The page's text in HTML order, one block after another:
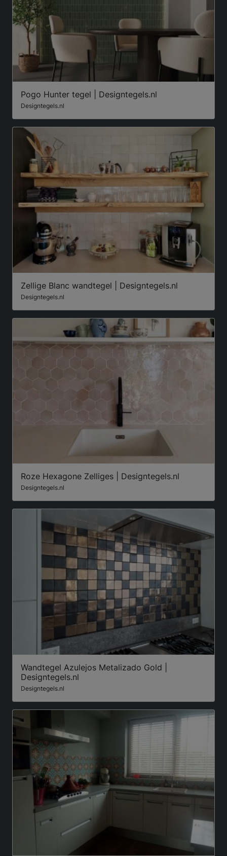
Pogo Hunter tegel | Designtegels.nl
Designtegels.nl
Zellige Blanc wandtegel | Designtegels.nl
Designtegels.nl
Roze Hexagone Zelliges | Designtegels.nl
Designtegels.nl
Wandtegel Azulejos Metalizado Gold |
Designtegels.nl
Designtegels.nl